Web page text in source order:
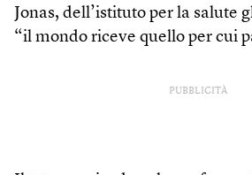
Jonas, dell’istituto per la salute
“il mondo riceve quello per cui
PUBBLICITÀ